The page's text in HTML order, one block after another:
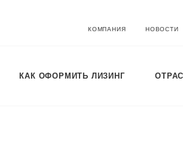
КОМПАНИЯ НОВОСТИ
КАК ОФОРМИТЬ ЛИЗИНГ